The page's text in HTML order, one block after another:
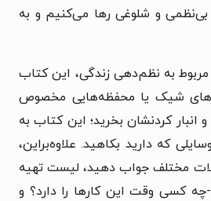
بی‌نظمی و شلوغی رها می‌کنیم و به
به نظم‌دهی زندگی، این کتاب
شیک یا محفظه‌هایی مخصوص
انبار کردنشان بخرید؛ این کتاب به
که دارید بکاهید. علاوه‌براین،
مختلف جواب دهید، لیست تهیه
چه کسی وقت این کارها را دارد؟ و